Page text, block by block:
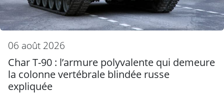
06 août 2026
Char T-90 : l’armure polyvalente qui demeure
la colonne vertébrale blindée russe
expliquée